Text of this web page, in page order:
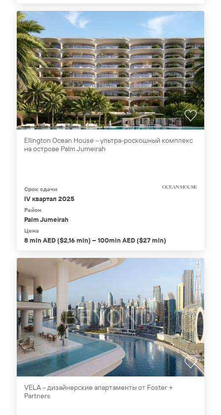
Ellington Ocean House – ультра-роскошный комплекс
на острове Palm Jumeirah
Срок сдачи
IV квартал 2025
Район
Palm Jumeirah
Цена
8 mln AED ($2,16 mln) – 100mln AED ($27 mln)
VELA – дизайнерские апартаменты от Foster +
Partners